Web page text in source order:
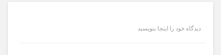
دیدگاه خود را اینجا بنویسید